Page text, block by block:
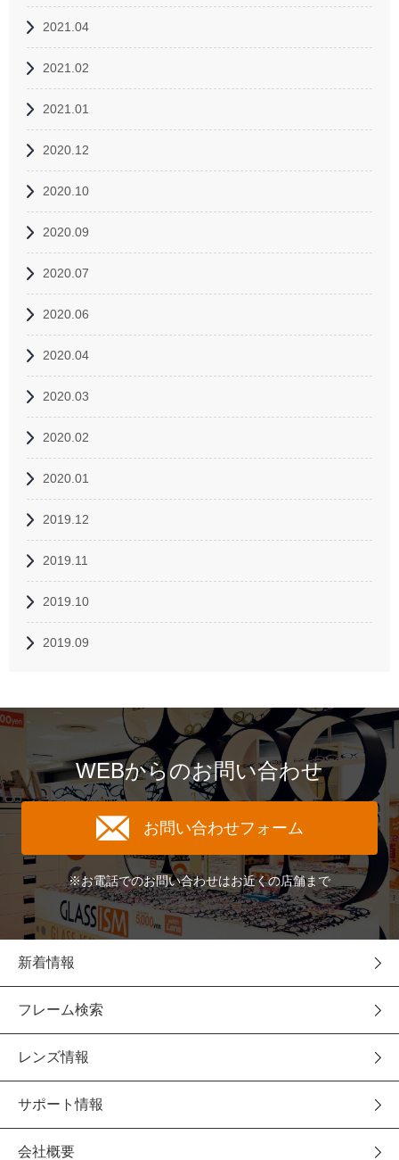
2021.04
2021.02
2021.01
2020.12
2020.10
2020.09
2020.07
2020.06
2020.04
2020.03
2020.02
2020.01
2019.12
2019.11
2019.10
2019.09
WEBからのお問い合わせ
お問い合わせフォーム
※お電話でのお問い合わせはお近くの店舗まで
新着情報
フレーム検索
レンズ情報
サポート情報
会社概要